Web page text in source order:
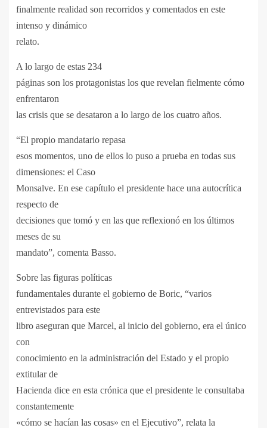
finalmente realidad son recorridos y comentados en este
intenso y dinámico
relato.
A lo largo de estas 234
páginas son los protagonistas los que revelan fielmente cómo
enfrentaron
las crisis que se desataron a lo largo de los cuatro años.
“El propio mandatario repasa
esos momentos, uno de ellos lo puso a prueba en todas sus
dimensiones: el Caso
Monsalve. En ese capítulo el presidente hace una autocrítica
respecto de
decisiones que tomó y en las que reflexionó en los últimos
meses de su
mandato”, comenta Basso.
Sobre las figuras políticas
fundamentales durante el gobierno de Boric, “varios
entrevistados para este
libro aseguran que Marcel, al inicio del gobierno, era el único
con
conocimiento en la administración del Estado y el propio
extitular de
Hacienda dice en esta crónica que el presidente le consultaba
constantemente
«cómo se hacían las cosas» en el Ejecutivo”, relata la